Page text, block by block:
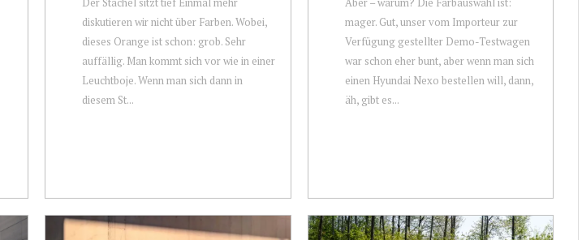
diskutieren wir nicht über Farben. Wobei,
dieses Orange ist schon: grob. Sehr
auffällig. Man kommt sich vor wie in einer
Leuchtboje. Wenn man sich dann in
diesem St...
mager. Gut, unser vom Importeur zur
Verfügung gestellter Demo-Testwagen
war schon eher bunt, aber wenn man sich
einen Hyundai Nexo bestellen will, dann,
äh, gibt es...